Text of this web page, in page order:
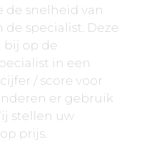
de snelheid van
de specialist. Deze
bij op de
in een
/ score voor
er gebruik
stellen uw
prijs.